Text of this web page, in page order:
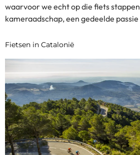
waarvoor we echt op die fiets
kameraadschap, een gedeelde
Fietsen in Catalonië